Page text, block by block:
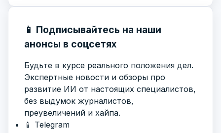
📱 Подписывайтесь на наши
анонсы в соцсетях
Будьте в курсе реального положения дел.
Экспертные новости и обзоры про
развитие ИИ от настоящих специалистов,
без выдумок журналистов,
преувеличений и хайпа.
📱 Telegram